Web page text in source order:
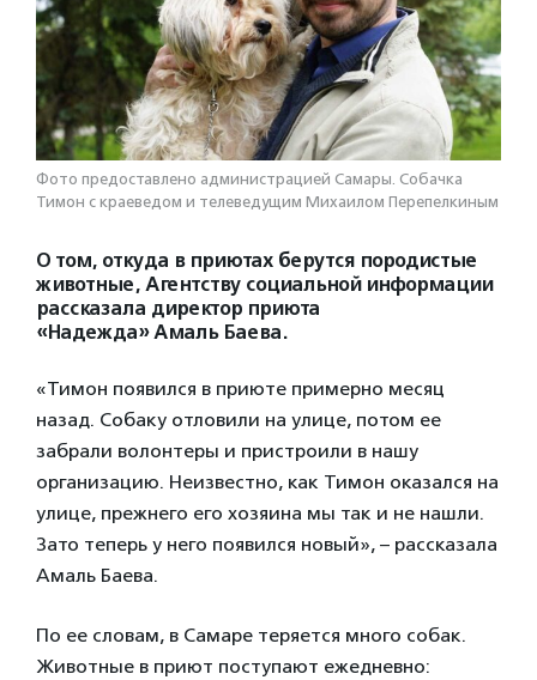
Фото предоставлено администрацией Самары. Собачка
Тимон с краеведом и телеведущим Михаилом Перепелкиным
О том, откуда в приютах берутся породистые
животные, Агентству социальной информации
рассказала директор приюта
«Надежда»Амаль Баева.
«Тимон появился в приюте примерно месяц
назад. Собаку отловили на улице, потом ее
забрали волонтеры и пристроили в нашу
организацию. Неизвестно, как Тимон оказался на
улице, прежнего его хозяина мы так и не нашли.
Зато теперь у него появился новый», – рассказала
Амаль Баева.
По ее словам, в Самаре теряется много собак.
Животные в приют поступают ежедневно: